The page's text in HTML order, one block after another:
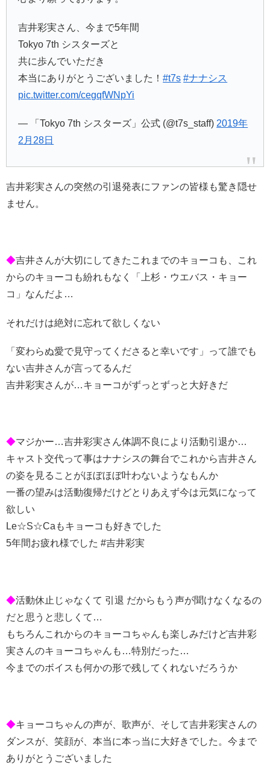
吉井彩実さん、今まで5年間
Tokyo 7th シスターズと
共に歩んでいただき
本当にありがとうございました！#t7s #ナナシス
pic.twitter.com/cegqfWNpYi
— 「Tokyo 7th シスターズ」公式 (@t7s_staff) 2019年
2月28日
吉井彩実さんの突然の引退発表にファンの皆様も驚き隠せ
ません。
◆吉井さんが大切にしてきたこれまでのキョーコも、これ
からのキョーコも紛れもなく「上杉・ウエバス・キョー
コ」なんだよ…
それだけは絶対に忘れて欲しくない
「変わらぬ愛で見守ってくださると幸いです」って誰でも
ない吉井さんが言ってるんだ
吉井彩実さんが…キョーコがずっとずっと大好きだ
◆マジかー…吉井彩実さん体調不良により活動引退か…
キャスト交代って事はナナシスの舞台でこれから吉井さん
の姿を見ることがほぼほぼ叶わないようなもんか
一番の望みは活動復帰だけどとりあえず今は元気になって
欲しい
Le☆S☆Caもキョーコも好きでした
5年間お疲れ様でした #吉井彩実
◆活動休止じゃなくて 引退 だからもう声が聞けなくなるの
だと思うと悲しくて…
もちろんこれからのキョーコちゃんも楽しみだけど吉井彩
実さんのキョーコちゃんも…特別だった…
今までのボイスも何かの形で残してくれないだろうか
◆キョーコちゃんの声が、歌声が、そして吉井彩実さんの
ダンスが、笑顔が、本当に本っ当に大好きでした。今まで
ありがとうございました